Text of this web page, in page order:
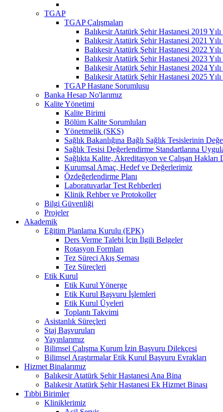
TGAP
TGAP Çalışmaları
Balıkesir Atatürk Şehir Hastanesi 2019
Balıkesir Atatürk Şehir Hastanesi 2021
Balıkesir Atatürk Şehir Hastanesi 2022
Balıkesir Atatürk Şehir Hastanesi 2023
Balıkesir Atatürk Şehir Hastanesi 2024
Balıkesir Atatürk Şehir Hastanesi 2025
TGAP Hastane Sorumlusu
Banka Hesap No'larımız
Kalite Yönetimi
Kalite Birimi
Bölüm Kalite Sorumluları
Yönetmelik (SKS)
Sağlık Bakanlığına Bağlı Sağlık Tesislerinin
Sağlık Tesisi Değerlendirme Standartlarına
Sağlıkta Kalite, Akreditasyon ve Çalışan Hakları
Kurumsal Amaç, Hedef ve Değerlerimiz
Özdeğerlendirme Planı
Laboratuvarlar Test Rehberleri
Klinik Rehber ve Protokoller
Bilgi Güvenliği
Projeler
Akademik
Eğitim Planlama Kurulu (EPK)
Ders Verme Talebi İçin İlgili Belgeler
Rotasyon Formları
Tez Süreci Akış Şeması
Tez Süreçleri
Etik Kurul
Etik Kurul Yönerge
Etik Kurul Başvuru İşlemleri
Etik Kurul Üyeleri
Toplantı Takvimi
Asistanlık Süreçleri
Staj Başvuruları
Yayınlarımız
Bilimsel Çalışma Kurum İzin Başvuru Dilekçesi
Bilimsel Araştırmalar Etik Kurul Başvuru Evrakları
Hizmet Binalarımız
Balıkesir Atatürk Şehir Hastanesi Ana Bina
Balıkesir Atatürk Şehir Hastanesi Ek Hizmet Binası
Tıbbi Birimler
Kliniklerimiz